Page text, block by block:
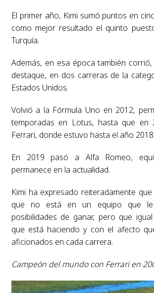
El primer año, Kimi sumó puntos en
como mejor resultado el quinto
Turquía.
Además, en esa época también
destaque, en dos carreras de la
Estados Unidos.
Volvió a la Fórmula Uno en 2012,
temporadas en Lotus, hasta que en
Ferrari, donde estuvo hasta el año 2018.
En 2019 pasó a Alfa Romeo,
permanece en la actualidad.
Kimi ha expresado reiteradamente
que no está en un equipo que le
posibilidades de ganar, pero que
que está haciendo y con el afecto
aficionados en cada carrera.
Campeón del mundo con Ferrari en